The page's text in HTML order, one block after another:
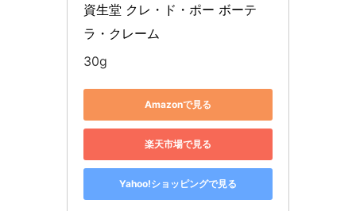
資生堂 クレ・ド・ポー ボーテ
ラ・クレーム
30g
Amazonで見る
楽天市場で見る
Yahoo!ショッピングで見る